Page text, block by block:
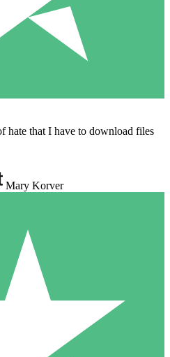
hate that I have to download files
Mary Korver